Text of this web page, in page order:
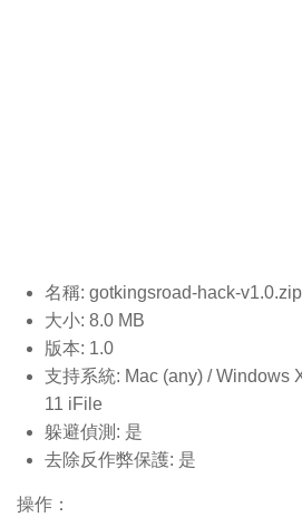
名稱: gotkingsroad-hack-v1.0.zip
大小: 8.0 MB
版本: 1.0
支持系統: Mac (any) / Windows
11 iFile
躲避偵測: 是
去除反作弊保護: 是
操作：